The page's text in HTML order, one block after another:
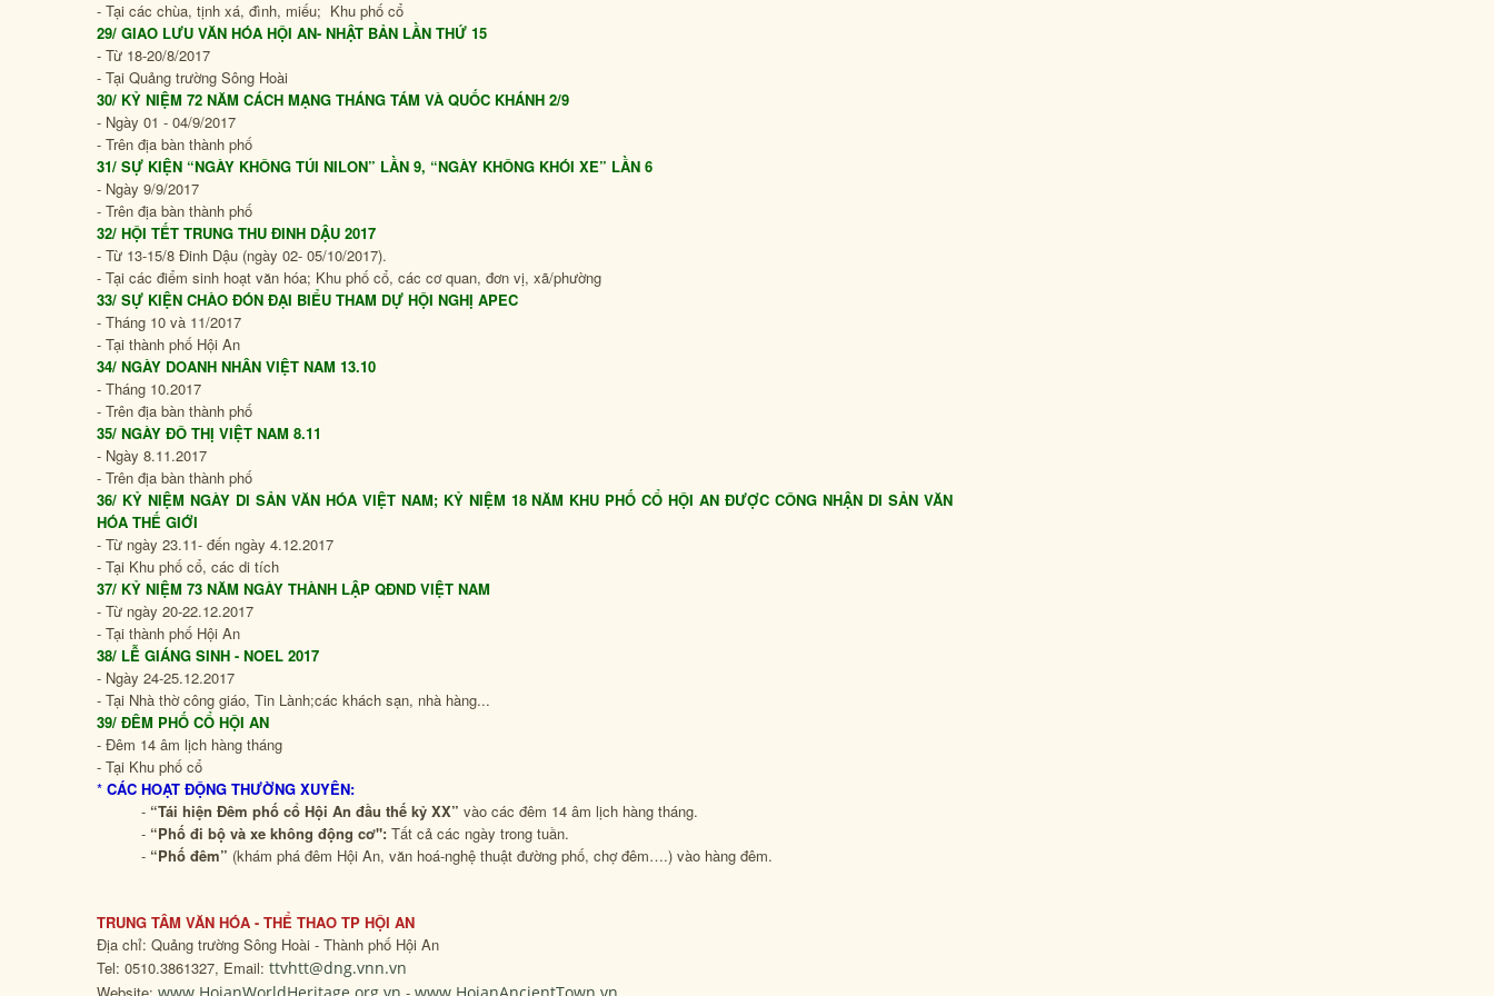
- Tại các chùa, tịnh xá, đình, miếu; Khu phố cổ
29/ GIAO LƯU VĂN HÓA HỘI AN- NHẬT BẢN LẦN THỨ 15
- Từ 18-20/8/2017
- Tại Quảng trường Sông Hoài
30/ KỶ NIỆM 72 NĂM CÁCH MẠNG THÁNG TÁM VÀ QUỐC KHÁNH 2/9
- Ngày 01 - 04/9/2017
- Trên địa bàn thành phố
31/ SỰ KIỆN “NGÀY KHÔNG TÚI NILON” LẦN 9, “NGÀY KHÔNG KHÓI XE” LẦN 6
- Ngày 9/9/2017
- Trên địa bàn thành phố
32/ HỘI TẾT TRUNG THU ĐINH DẬU 2017
- Từ 13-15/8 Đinh Dậu (ngày 02- 05/10/2017).
- Tại các điểm sinh hoạt văn hóa; Khu phố cổ, các cơ quan, đơn vị, xã/phường
33/ SỰ KIỆN CHÀO ĐÓN ĐẠI BIỂU THAM DỰ HỘI NGHỊ APEC
- Tháng 10 và 11/2017
- Tại thành phố Hội An
34/ NGÀY DOANH NHÂN VIỆT NAM 13.10
- Tháng 10.2017
- Trên địa bàn thành phố
35/ NGÀY ĐÔ THỊ VIỆT NAM 8.11
- Ngày 8.11.2017
- Trên địa bàn thành phố
36/ KỶ NIỆM NGÀY DI SẢN VĂN HÓA VIỆT NAM; KỶ NIỆM 18 NĂM KHU PHỐ CỔ HỘI AN ĐƯỢC CÔNG NHẬN DI SẢN VĂN
HÓA THẾ GIỚI
- Từ ngày 23.11- đến ngày 4.12.2017
- Tại Khu phố cổ, các di tích
37/ KỶ NIỆM 73 NĂM NGÀY THÀNH LẬP QĐND VIỆT NAM
- Từ ngày 20-22.12.2017
- Tại thành phố Hội An
38/ LỄ GIÁNG SINH - NOEL 2017
- Ngày 24-25.12.2017
- Tại Nhà thờ công giáo, Tin Lành;các khách sạn, nhà hàng...
39/ ĐÊM PHỐ CỔ HỘI AN
- Đêm 14 âm lịch hàng tháng
- Tại Khu phố cổ
* CÁC HOẠT ĐỘNG THƯỜNG XUYÊN:
- “Tái hiện Đêm phố cổ Hội An đầu thế kỷ XX” vào các đêm 14 âm lịch hàng tháng.
- “Phố đi bộ và xe không động cơ": Tất cả các ngày trong tuần.
- “Phố đêm” (khám phá đêm Hội An, văn hoá-nghệ thuật đường phố, chợ đêm….) vào hàng đêm.
TRUNG TÂM VĂN HÓA - THỂ THAO TP HỘI AN
Địa chỉ: Quảng trường Sông Hoài - Thành phố Hội An
Tel: 0510.3861327, Email: ttvhtt@dng.vnn.vn